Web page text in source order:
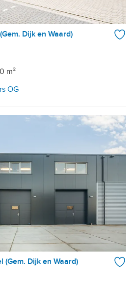
Dijk en Waard)
m²
OG
(Gem. Dijk en Waard)